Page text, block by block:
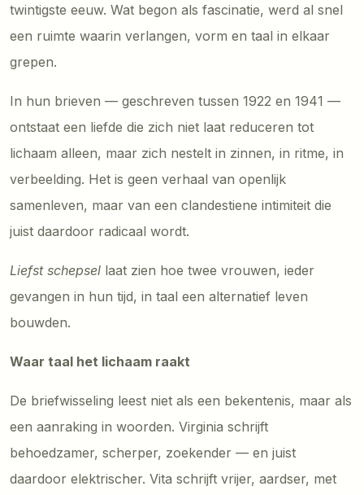
twintigste eeuw. Wat begon als fascinatie, werd al snel
een ruimte waarin verlangen, vorm en taal in elkaar
grepen.
In hun brieven — geschreven tussen 1922 en 1941 —
ontstaat een liefde die zich niet laat reduceren tot
lichaam alleen, maar zich nestelt in zinnen, in ritme, in
verbeelding. Het is geen verhaal van openlijk
samenleven, maar van een clandestiene intimiteit die
juist daardoor radicaal wordt.
Liefst schepsel laat zien hoe twee vrouwen, ieder
gevangen in hun tijd, in taal een alternatief leven
bouwden.
Waar taal het lichaam raakt
De briefwisseling leest niet als een bekentenis, maar als
een aanraking in woorden. Virginia schrijft
behoedzamer, scherper, zoekender — en juist
daardoor elektrischer. Vita schrijft vrijer, aardser, met